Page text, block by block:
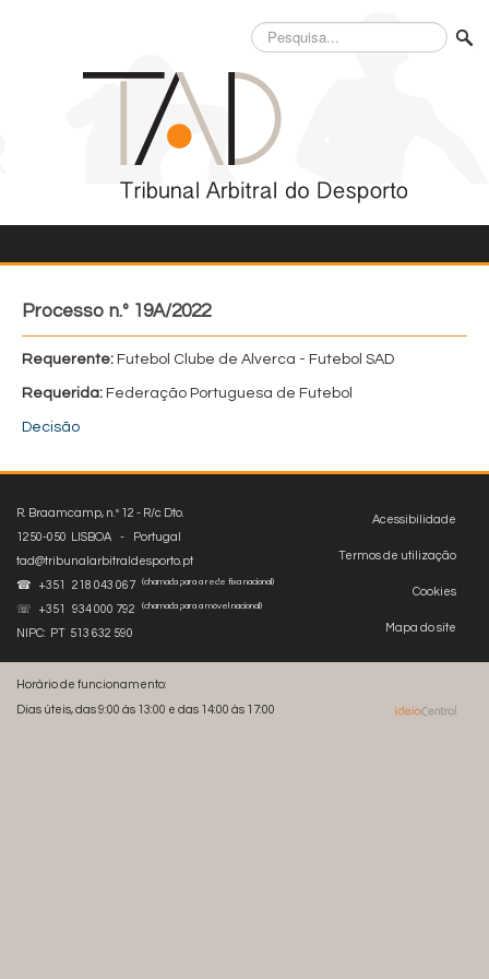
Pesquisa...
Processo n.º 19A/2022
Requerente: Futebol Clube de Alverca - Futebol SAD
Requerida: Federação Portuguesa de Futebol
Decisão
Acessibilidade
Termos de utilização
Cookies
Mapa do site
R. Braamcamp, n.º 12 - R/c Dto.
1250-050 LISBOA - Portugal
tad@tribunalarbitraldesporto.pt
☎ +351 218 043 067
(chamada para a rede fixa nacional)
☏ +351 934 000 792 (chamada para a móvel nacional)
NIPC: PT 513 632 590
Horário de funcionamento:
Dias úteis, das 9:00 às 13:00 e das 14:00 às 17:00